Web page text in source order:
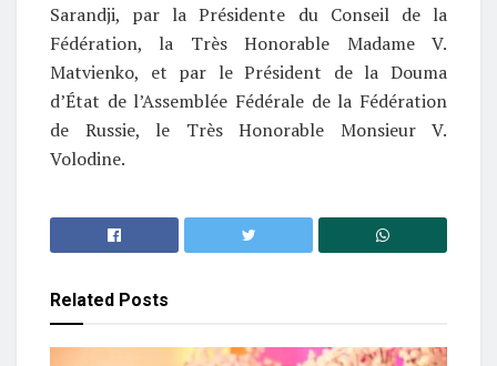
Sarandji, par la Présidente du Conseil de la
Fédération, la Très Honorable Madame V.
Matvienko, et par le Président de la Douma
d’État de l’Assemblée Fédérale de la Fédération
de Russie, le Très Honorable Monsieur V.
Volodine.
Related Posts